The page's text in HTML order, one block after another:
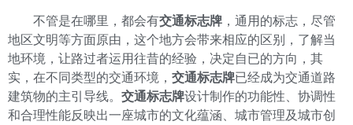
不管是在哪里，都会有交通标志牌 ，通用的标志，尽管
地区文明等方面原由，这个地方会带来相应的区别，了解当
地环境，让路过者运用往昔的经验，决定自已的方向，其
实，在不同类型的交通环境， 交通标志牌已经成为交通道路
建筑物的主引导线。 交通标志牌设计制作的功能性、协调性
和合理性能反映出一座城市的文化蕴涵、城市管理及城市创